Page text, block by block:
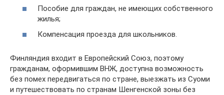
Пособие для граждан, не имеющих собственного
жилья;
Компенсация проезда для школьников.
Финляндия входит в Европейский Союз, поэтому
гражданам, оформившим ВНЖ, доступна возможность
без помех передвигаться по стране, выезжать из Суоми
и путешествовать по странам Шенгенской зоны без